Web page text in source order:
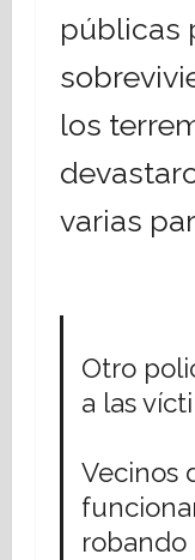
públicas
los
varias
Otro
a las
Vecinos
robando